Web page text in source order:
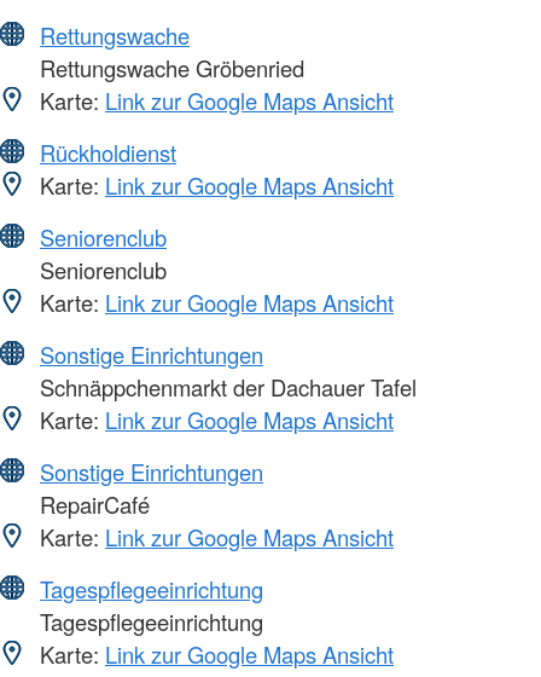
Rettungswache
Rettungswache Gröbenried
Karte: Link zur Google Maps Ansicht
Rückholdienst
Karte: Link zur Google Maps Ansicht
Seniorenclub
Seniorenclub
Karte: Link zur Google Maps Ansicht
Sonstige Einrichtungen
Schnäppchenmarkt der Dachauer Tafel
Karte: Link zur Google Maps Ansicht
Sonstige Einrichtungen
RepairCafé
Karte: Link zur Google Maps Ansicht
Tagespflegeeinrichtung
Tagespflegeeinrichtung
Karte: Link zur Google Maps Ansicht